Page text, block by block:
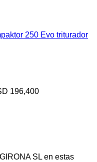
250 Evo triturador
196,400
SL en estas